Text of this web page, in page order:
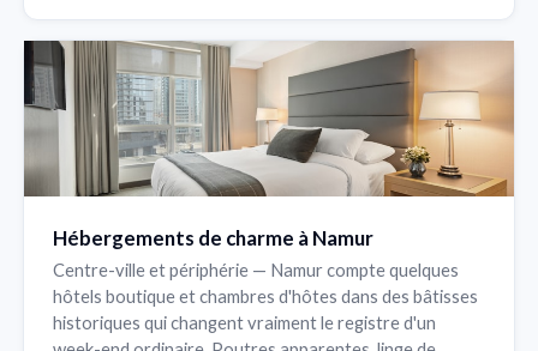
Hébergements de charme à Namur
Centre-ville et périphérie — Namur compte quelques
hôtels boutique et chambres d'hôtes dans des bâtisses
historiques qui changent vraiment le registre d'un